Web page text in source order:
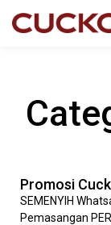
Promosi
SEMENYIH
Pemasangan